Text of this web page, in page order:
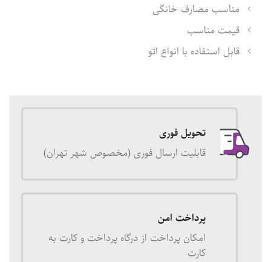
مناسب مصارف خانگی
قیمت مناسب
قابل استفاده با انواع اتو
تحویل فوری
قابلیت ارسال فوری (مخصوص شهر تهران)
پرداخت امن
امکان پرداخت از درگاه پرداخت و کارت به
کارت